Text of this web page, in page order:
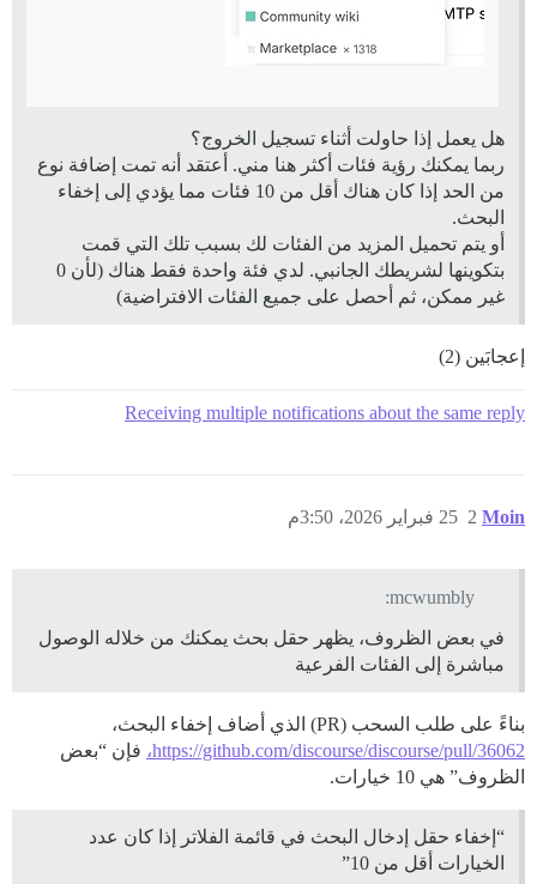
هل يعمل إذا حاولت أثناء تسجيل الخروج؟
ربما يمكنك رؤية فئات أكثر هنا مني. أعتقد أنه تمت إضافة نوع
من الحد إذا كان هناك أقل من 10 فئات مما يؤدي إلى إخفاء
البحث.
أو يتم تحميل المزيد من الفئات لك بسبب تلك التي قمت
بتكوينها لشريطك الجانبي. لدي فئة واحدة فقط هناك (لأن 0
غير ممكن، ثم أحصل على جميع الفئات الافتراضية)
إعجابَين (2)
Receiving multiple notifications about the same reply
Moin 25 فبراير 2026، 3:50م 2
mcwumbly:
في بعض الظروف، يظهر حقل بحث يمكنك من خلاله الوصول
مباشرة إلى الفئات الفرعية
بناءً على طلب السحب (PR) الذي أضاف إخفاء البحث،
https://github.com/discourse/discourse/pull/36062، فإن “بعض
الظروف” هي 10 خيارات.
“إخفاء حقل إدخال البحث في قائمة الفلاتر إذا كان عدد
الخيارات أقل من 10”